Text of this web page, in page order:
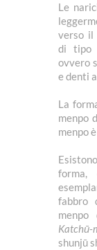
Le
verso il
di tipo
ovvero
e denti
La
menpo
menpo
forma,
fabbro
shunjū